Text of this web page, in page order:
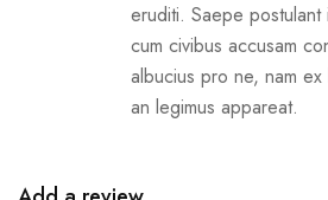
eruditi. Saepe
cum civibus accusam
albucius pro ne, nam
an legimus appareat.